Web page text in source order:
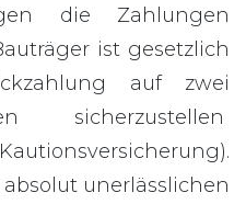
die Zahlungen
ist gesetzlich
auf zwei
sicherzustellen
unerlässlichen